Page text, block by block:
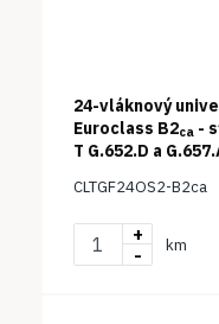
24-vláknový
Euroclass B2ca -
T G.652.D a
CLTGF24OS2-B2ca
+
-
km